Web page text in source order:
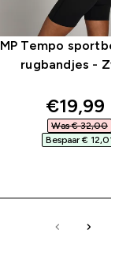
MP Tempo
rugbandjes -
€19,99‎
Was € 32,00‎
Bespaar € 12,01‎